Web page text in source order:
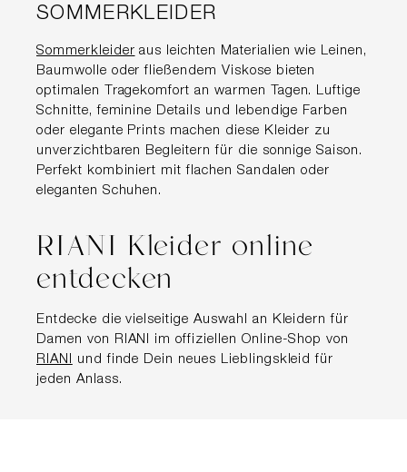
SOMMERKLEIDER
Sommerkleider aus leichten Materialien wie Leinen,
Baumwolle oder fließendem Viskose bieten
optimalen Tragekomfort an warmen Tagen. Luftige
Schnitte, feminine Details und lebendige Farben
oder elegante Prints machen diese Kleider zu
unverzichtbaren Begleitern für die sonnige Saison.
Perfekt kombiniert mit flachen Sandalen oder
eleganten Schuhen.
RIANI Kleider online
entdecken
Entdecke die vielseitige Auswahl an Kleidern für
Damen von RIANI im offiziellen Online-Shop von
RIANI
und finde Dein neues Lieblingskleid für
jeden Anlass.